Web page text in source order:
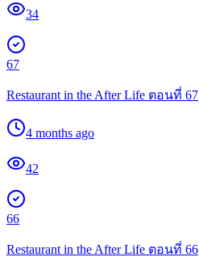
34
67
Restaurant in the After Life ตอนที่ 67
4 months ago
42
66
Restaurant in the After Life ตอนที่ 66